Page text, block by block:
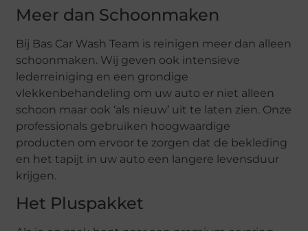
Meer dan Schoonmaken
Bij Bas Car Wash Team is reinigen meer dan alleen
schoonmaken. Wij geven ook intensieve
lederreiniging en een grondige
vlekkenbehandeling om uw auto er niet alleen
schoon maar ook ‘als nieuw’ uit te laten zien. Onze
professionals gebruiken hoogwaardige
producten om ervoor te zorgen dat de bekleding
en het tapijt in uw auto een langere levensduur
krijgen.
Het Pluspakket